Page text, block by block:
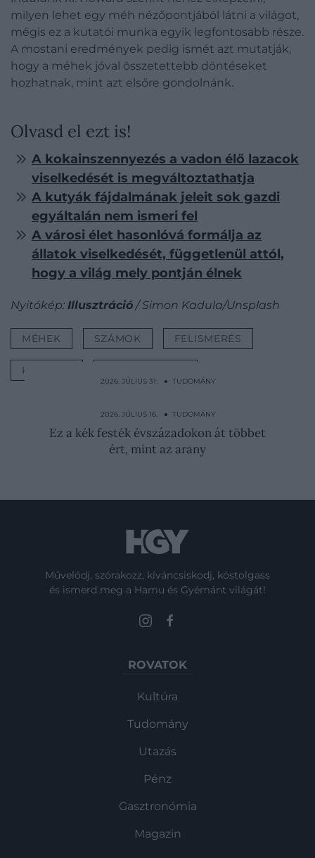
milyen lehet egy méh nézőpontjából látni a világot,
mégis ez a kutatói munka egyik legfontosabb része.
A mostani eredmények pedig ismét azt mutatják,
hogy a méhek jóval összetettebb döntéseket
hozhatnak, mint azt elsőre gondolnánk.
Olvasd el ezt is!
A kokainszennyezés a vadon élő lazacok
viselkedését is megváltoztathatja
A kutyák fájdalmának jeleit sok gazdi
egyáltalán nem ismeri fel
A városi élet hasonlóvá formálja az
állatok viselkedését, függetlenül attól,
hogy a világ mely pontján élnek
Nyitókép: Illusztráció / Simon Kadula/Unsplash
MÉHEK SZÁMOK FELISMERÉS
KUTATÁS
2026. JÚLIUS 31. ● TUDOMÁNY
kínzóeszközében
2026. JÚLIUS 16. ● TUDOMÁNY
Ez a kék festék évszázadokon át többet
ért, mint az arany
Művelődj, szórakozz, kíváncsiskodj, kóstolgass
és ismerd meg a Hamu és Gyémánt világát!
ROVATOK
Kultúra
Tudomány
Utazás
Pénz
Gasztronómia
Magazin